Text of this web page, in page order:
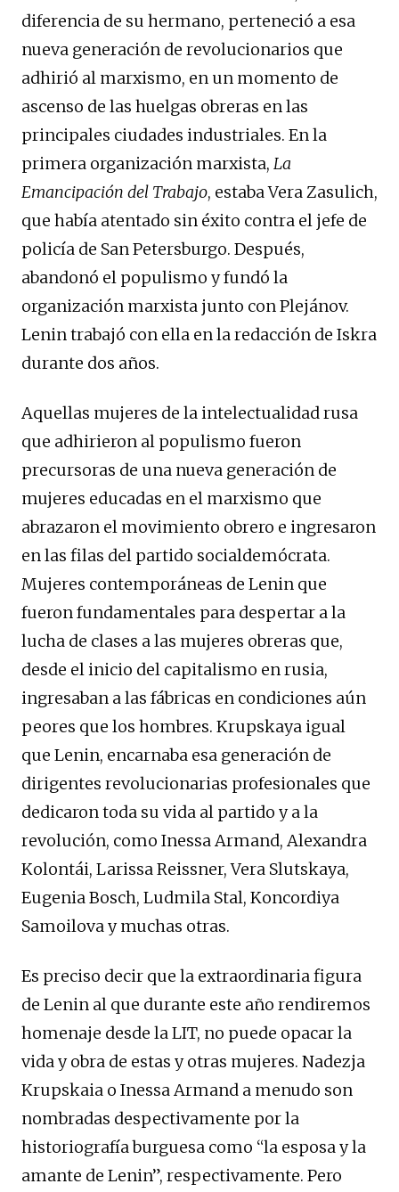
diferencia de su hermano, perteneció a esa
nueva generación de revolucionarios que
adhirió al marxismo, en un momento de
ascenso de las huelgas obreras en las
principales ciudades industriales. En la
primera organización marxista, La
Emancipación del Trabajo, estaba Vera Zasulich,
que había atentado sin éxito contra el jefe de
policía de San Petersburgo. Después,
abandonó el populismo y fundó la
organización marxista junto con Plejánov.
Lenin trabajó con ella en la redacción de Iskra
durante dos años.
Aquellas mujeres de la intelectualidad rusa
que adhirieron al populismo fueron
precursoras de una nueva generación de
mujeres educadas en el marxismo que
abrazaron el movimiento obrero e ingresaron
en las filas del partido socialdemócrata.
Mujeres contemporáneas de Lenin que
fueron fundamentales para despertar a la
lucha de clases a las mujeres obreras que,
desde el inicio del capitalismo en rusia,
ingresaban a las fábricas en condiciones aún
peores que los hombres. Krupskaya igual
que Lenin, encarnaba esa generación de
dirigentes revolucionarias profesionales que
dedicaron toda su vida al partido y a la
revolución, como Inessa Armand, Alexandra
Kolontái, Larissa Reissner, Vera Slutskaya,
Eugenia Bosch, Ludmila Stal, Koncordiya
Samoilova y muchas otras.
Es preciso decir que la extraordinaria figura
de Lenin al que durante este año rendiremos
homenaje desde la LIT, no puede opacar la
vida y obra de estas y otras mujeres. Nadezja
Krupskaia o Inessa Armand a menudo son
nombradas despectivamente por la
historiografía burguesa como “la esposa y la
amante de Lenin”, respectivamente. Pero